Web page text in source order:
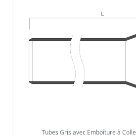
Tubes Gris avec Emboîture à